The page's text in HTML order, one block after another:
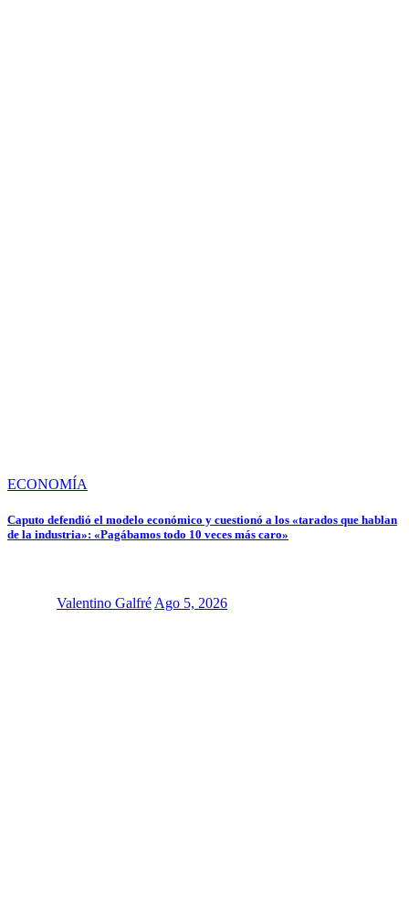
ECONOMÍA
Caputo defendió el modelo económico y cuestionó a los «tarados que hablan
de la industria»: «Pagábamos todo 10 veces más caro»
Valentino GalfréAgo 5, 2026